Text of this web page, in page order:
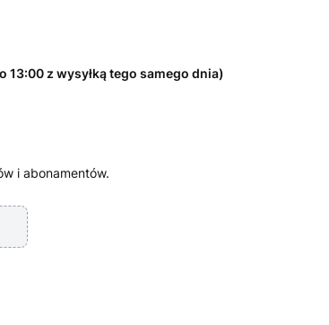
13:00 z wysyłką tego samego dnia)
i abonamentów.